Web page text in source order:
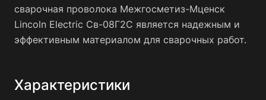
сварочная проволока Межгосметиз-Мценск
Lincoln Electric Св-08Г2С является надежным и
эффективным материалом для сварочных работ.
Характеристики